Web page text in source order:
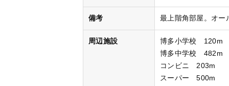
備考 最上階角部屋。オー
周辺施設
博多小学校 120m
博多中学校 482m
コンビニ 203m
スーパー 500m